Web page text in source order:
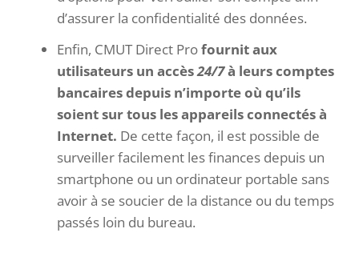
d’assurer la confidentialité des données.
Enfin, CMUT Direct Profournit aux
utilisateurs un accès24/7à leurs comptes
bancaires depuis n’importe où qu’ils
soient sur tous les appareils connectés à
Internet. De cette façon, il est possible de
surveiller facilement les finances depuis un
smartphone ou un ordinateur portable sans
avoir à se soucier de la distance ou du temps
passés loin du bureau.